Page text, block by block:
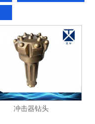
冲击器钻头